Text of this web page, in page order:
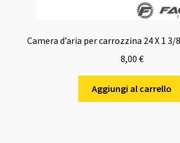
Camera d’aria per carrozzina 24 X 1
8,00 €
Aggiungi al carrello